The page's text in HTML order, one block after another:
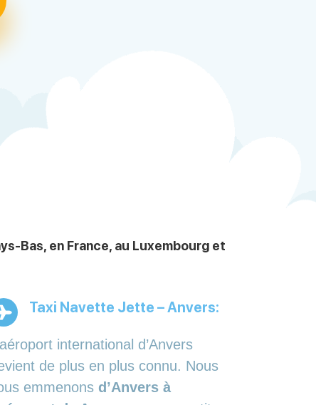
Bas, en France, au Luxembourg et
Taxi Navette Jette – Anvers:
international d’Anvers
de plus en plus connu. Nous
emmenons d’Anvers à